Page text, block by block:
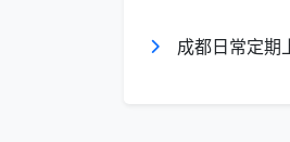
场景成都日常定期